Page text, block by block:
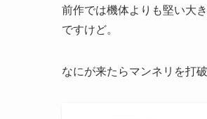
前作では機体よりも堅い大
ですけど。
なにが来たらマンネリを打